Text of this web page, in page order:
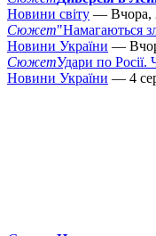
Новини світу — Вчора,
Сюжет"Намагаються
Новини України —
СюжетУдари по Росії.
Новини України — 4